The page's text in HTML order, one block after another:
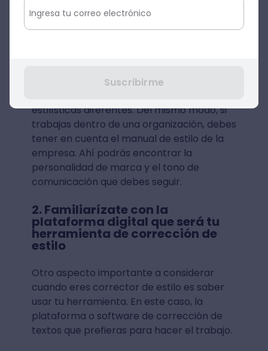
debes tener en cuenta las normas de
licenciatura que un informe periodístico;
estilísticas diferentes. Del mismo modo, si
trabajas dentro de una organización, debes
tener en cuenta el manual de estilo de la
empresa. Ahí podrás encontrar la
personalidad de marca y el tono de
comunicación que debes seguir.
2. Familiarízate con la
plataforma digital que será tu
herramienta de corrección de
estilo
Otro aspecto importante a considerar
cuando eres corrector de estilo es saber
usar tu herramienta. En este caso, la
plataforma o software de corrección de
textos que prefieras para hacer el trabajo.
Suscribirme